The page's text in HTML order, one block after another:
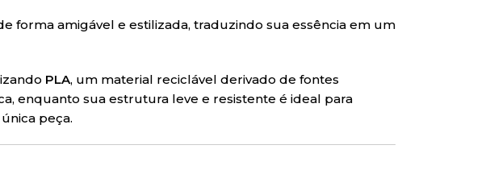
forma amigável e estilizada, traduzindo sua essência em um
PLA, um material reciclável derivado de fontes
enquanto sua estrutura leve e resistente é ideal para
peça.